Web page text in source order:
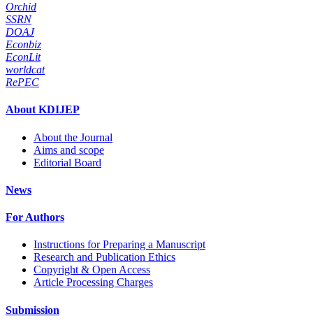
Orchid
SSRN
DOAJ
Econbiz
EconLit
worldcat
RePEC
About KDIJEP
About the Journal
Aims and scope
Editorial Board
News
For Authors
Instructions for Preparing a Manuscript
Research and Publication Ethics
Copyright & Open Access
Article Processing Charges
Submission